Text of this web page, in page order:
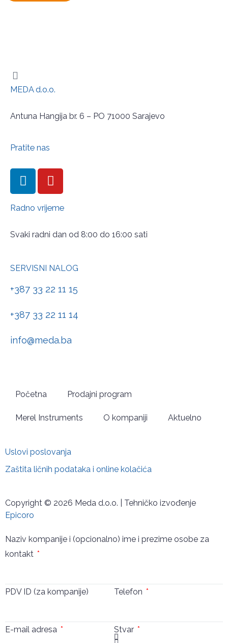
MEDA d.o.o.
Antuna Hangija br. 6 – PO 71000 Sarajevo
Pratite nas
Radno vrijeme
Svaki radni dan od 8:00 do 16:00 sati
SERVISNI NALOG
+387 33 22 11 15
+387 33 22 11 14
info@meda.ba
Početna Prodajni program
Merel Instruments O kompaniji Aktuelno
Uslovi poslovanja
Zaštita ličnih podataka i online kolačića
Copyright © 2026 Meda d.o.o. | Tehničko izvođenje
Epicoro
Naziv kompanije i (opcionalno) ime i prezime osobe za
kontakt
PDV ID (za kompanije) Telefon
E-mail adresa Stvar